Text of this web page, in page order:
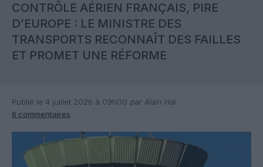
CONTRÔLE AÉRIEN FRANÇAIS, PIRE
D’EUROPE : LE MINISTRE DES
TRANSPORTS RECONNAÎT DES FAILLES
ET PROMET UNE RÉFORME
Publié le 4 juillet 2026 à 09h00 par Alain Hai
6 commentaires